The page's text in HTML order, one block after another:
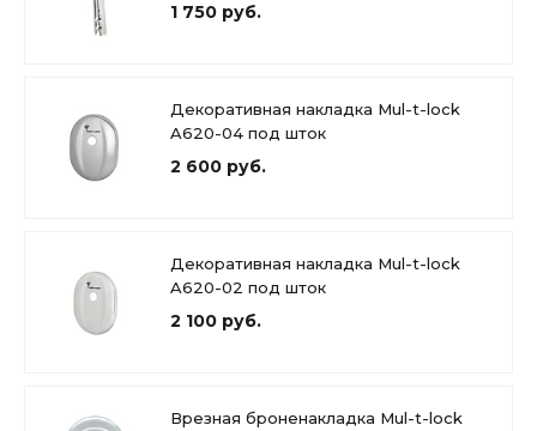
1 750 руб.
Декоративная накладка Mul-t-lock
A620-04 под шток
2 600 руб.
Декоративная накладка Mul-t-lock
A620-02 под шток
2 100 руб.
Врезная броненакладка Mul-t-lock